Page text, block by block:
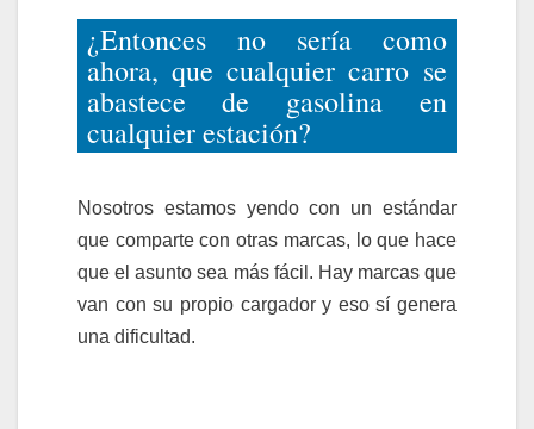
¿Entonces no sería como
ahora, que cualquier carro se
abastece de gasolina en
cualquier estación?
Nosotros estamos yendo con un estándar
que comparte con otras marcas, lo que hace
que el asunto sea más fácil. Hay marcas que
van con su propio cargador y eso sí genera
una dificultad.